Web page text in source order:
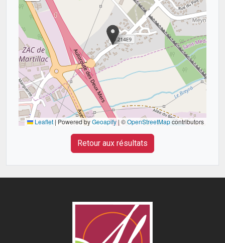
Leaflet | Powered byGeoapify| ©OpenStreetMapcontributors
Retour aux résultats